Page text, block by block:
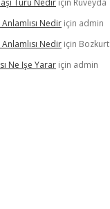
Türü Nedir için Rüveyda
Nedir için admin
Nedir için Bozkurt
Ne Işe Yarar için admin